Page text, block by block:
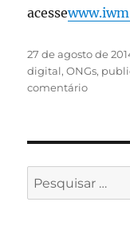
acesse
Publicado
em
27 de agosto de
digital,ONGs,
comentárioem
lança
Pesquisar
por: